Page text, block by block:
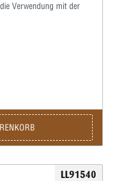
Verwendung mit der
LL91540